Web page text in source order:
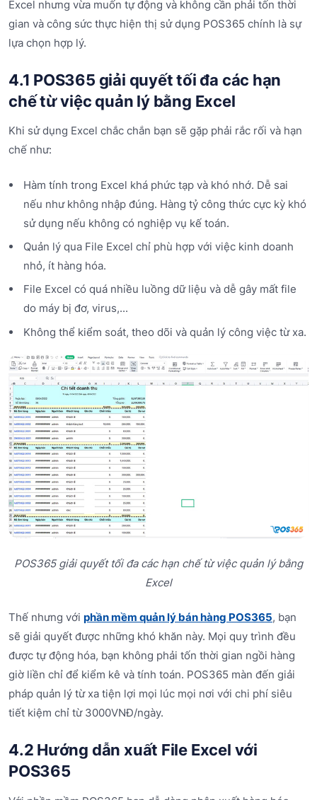
Excel nhưng vừa muốn tự động và không cần phải tốn thời
gian và công sức thực hiện thị sử dụng POS365 chính là sự
lựa chọn hợp lý.
4.1 POS365 giải quyết tối đa các hạn
chế từ việc quản lý bằng Excel
Khi sử dụng Excel chắc chắn bạn sẽ gặp phải rắc rối và hạn
chế như:
Hàm tính trong Excel khá phức tạp và khó nhớ. Dễ sai
nếu như không nhập đúng. Hàng tỷ công thức cực kỳ khó
sử dụng nếu không có nghiệp vụ kế toán.
Quản lý qua File Excel chỉ phù hợp với việc kinh doanh
nhỏ, ít hàng hóa.
File Excel có quá nhiều luồng dữ liệu và dễ gây mất file
do máy bị đơ, virus,...
Không thể kiểm soát, theo dõi và quản lý công việc từ xa.
POS365 giải quyết tối đa các hạn chế từ việc quản lý bằng
Excel
Thế nhưng với phần mềm quản lý bán hàng POS365, bạn
sẽ giải quyết được những khó khăn này. Mọi quy trình đều
được tự động hóa, bạn không phải tốn thời gian ngồi hàng
giờ liền chỉ để kiểm kê và tính toán. POS365 màn đến giải
pháp quản lý từ xa tiện lợi mọi lúc mọi nơi với chi phí siêu
tiết kiệm chỉ từ 3000VNĐ/ngày.
4.2 Hướng dẫn xuất File Excel với
POS365